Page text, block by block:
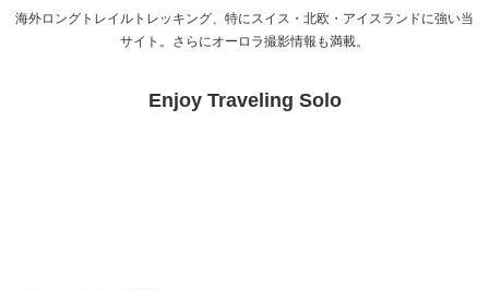
海外ロングトレイルトレッキング、特にスイス・北欧・アイスランドに強い当
サイト。さらにオーロラ撮影情報も満載。
Enjoy Traveling Solo